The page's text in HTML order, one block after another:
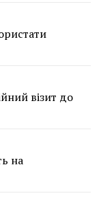
візит до
на